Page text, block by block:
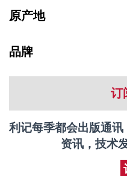
原产地
品牌
订
利记每季都会出版通
资讯，技术